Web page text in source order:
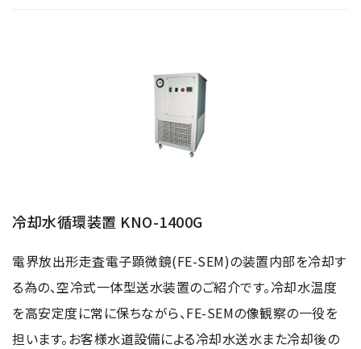
冷却水循環装置 KNO-1400G
電界放出形走査電子顕微鏡(FE-SEM)の装置内部を冷却す
る為の、空冷式一体型送水装置のご紹介です。冷却水温度
を高安定度に常に保ちながら、FE-SEMの像観察の一役を
担います。お客様水道設備による冷却水送水また冷却後の